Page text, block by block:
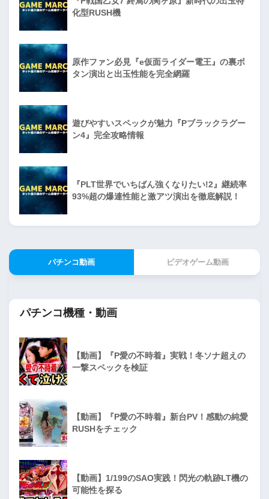
化型RUSH機
原作ファン必見『e仮面ライダー電王』の裏ボ
タン演出と出玉性能を完全網羅
遊びやすいスペックが魅力『Pブラックラグー
ン4』完全攻略情報
『PLT世界でいちばん強くなりたい!2』継続率
93%超の爆連性能と激アツ演出を徹底解説！
パチンコ動画 ビデオゲーム動画
パチンコ機種・動画
【動画】『P愛の不時着』実戦！冬ソナ超えの
一撃スペックを検証
【動画】『P愛の不時着』新台PV！感動の純愛
RUSHをチェック
【動画】1/199のSAO実践！閃光の軌跡LT機の
可能性を探る